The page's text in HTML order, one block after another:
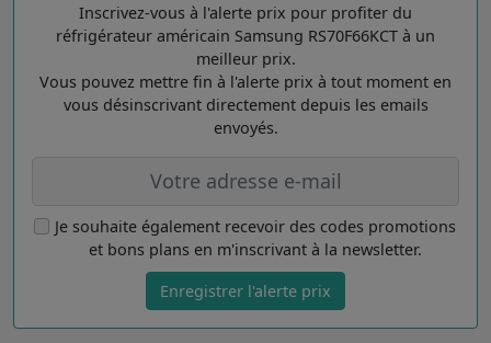
Inscrivez-vous à l'alerte prix pour profiter du
réfrigérateur américain Samsung RS70F66KCT à un
meilleur prix.
Vous pouvez mettre fin à l'alerte prix à tout moment en
vous désinscrivant directement depuis les emails
envoyés.
Je souhaite également recevoir des codes promotions
et bons plans en m'inscrivant à la newsletter.
Enregistrer l'alerte prix